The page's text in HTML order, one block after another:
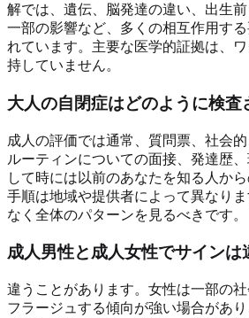
解では、遺伝、脳発達の違い、出生
一部の影響など、多くの相互作用す
れています。主要な医学的証拠は、
持していません。
大人の自閉症はどのように検査
成人の評価では通常、質問票、社会
ルーティンについての面接、発達歴
して時には以前のあなたを知る人か
手順は地域や提供者によって異なり
なく全体のパターンを見るべきです。
成人男性と成人女性でサインは
違うことがあります。女性は一部の
フラージュする傾向が強い場合があ